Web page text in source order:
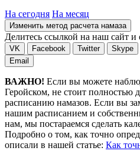
На сегодня На месяц
Изменить метод расчета намаза
Делитесь ссылкой на наш сайт и
VK Facebook Twitter Skype
Email
ВАЖНО! Если вы можете
Геройском, не стоит полностью
расписанию намазов. Если вы
нашим расписанием и
нам, мы постараемся сделать
Подробно о том, как точно
описали в нашей статье: Как